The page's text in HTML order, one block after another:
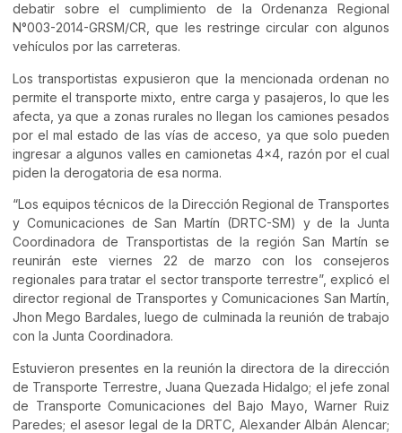
debatir sobre el cumplimiento de la Ordenanza Regional
N°003-2014-GRSM/CR, que les restringe circular con algunos
vehículos por las carreteras.
Los transportistas expusieron que la mencionada ordenan no
permite el transporte mixto, entre carga y pasajeros, lo que les
afecta, ya que a zonas rurales no llegan los camiones pesados
por el mal estado de las vías de acceso, ya que solo pueden
ingresar a algunos valles en camionetas 4×4, razón por el cual
piden la derogatoria de esa norma.
“Los equipos técnicos de la Dirección Regional de Transportes
y Comunicaciones de San Martín (DRTC-SM) y de la Junta
Coordinadora de Transportistas de la región San Martín se
reunirán este viernes 22 de marzo con los consejeros
regionales para tratar el sector transporte terrestre”, explicó el
director regional de Transportes y Comunicaciones San Martín,
Jhon Mego Bardales, luego de culminada la reunión de trabajo
con la Junta Coordinadora.
Estuvieron presentes en la reunión la directora de la dirección
de Transporte Terrestre, Juana Quezada Hidalgo; el jefe zonal
de Transporte Comunicaciones del Bajo Mayo, Warner Ruiz
Paredes; el asesor legal de la DRTC, Alexander Albán Alencar;